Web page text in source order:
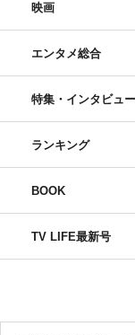
だんだん理解で
務所の社長・城
オリプロは多額
長・北條（大浦
言い出す。まるで
そんな中、城戸
としたゆかりだっ
に駆けつけてい
を手放すことにし
た熱護。驚くゆ
くらませてしまう
映画
エンタメ総合
特集・インタビュー
ランキング
BOOK
TV LIFE最新号